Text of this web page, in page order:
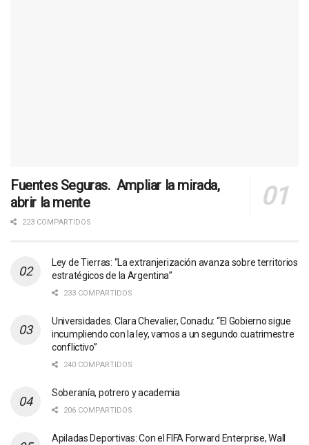
Fuentes Seguras. Ampliar la mirada,
abrir la mente
223 COMPARTIDOS
Ley de Tierras: “La extranjerización avanza sobre territorios
estratégicos de la Argentina”
233 COMPARTIDOS
Universidades. Clara Chevalier, Conadu: “El Gobierno sigue
incumpliendo con la ley, vamos a un segundo cuatrimestre
conflictivo”
240 COMPARTIDOS
Soberanía, potrero y academia
206 COMPARTIDOS
Apiladas Deportivas: Con el FIFA Forward Enterprise, Wall